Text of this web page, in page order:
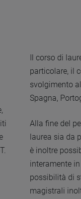
Il corso di
particolare, il
svolgimento
Spagna,
Alla fine del
laurea sia da
è inoltre
interamente in
possibilità di
magistrali